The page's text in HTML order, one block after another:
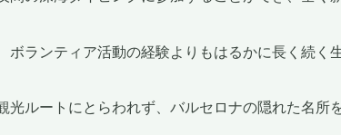
ボランティア活動の経験よりもはるかに長く続く
光ルートにとらわれず、バルセロナの隠れた名所